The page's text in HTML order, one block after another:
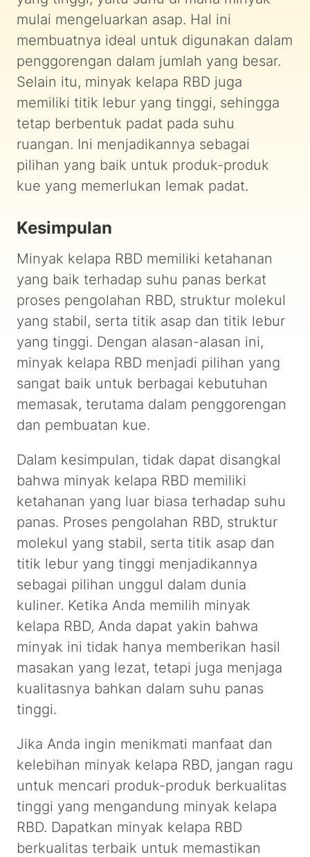
mulai mengeluarkan asap. Hal ini
membuatnya ideal untuk digunakan dalam
penggorengan dalam jumlah yang besar.
Selain itu, minyak kelapa RBD juga
memiliki titik lebur yang tinggi, sehingga
tetap berbentuk padat pada suhu
ruangan. Ini menjadikannya sebagai
pilihan yang baik untuk produk-produk
kue yang memerlukan lemak padat.
Kesimpulan
Minyak kelapa RBD memiliki ketahanan
yang baik terhadap suhu panas berkat
proses pengolahan RBD, struktur molekul
yang stabil, serta titik asap dan titik lebur
yang tinggi. Dengan alasan-alasan ini,
minyak kelapa RBD menjadi pilihan yang
sangat baik untuk berbagai kebutuhan
memasak, terutama dalam penggorengan
dan pembuatan kue.
Dalam kesimpulan, tidak dapat disangkal
bahwa minyak kelapa RBD memiliki
ketahanan yang luar biasa terhadap suhu
panas. Proses pengolahan RBD, struktur
molekul yang stabil, serta titik asap dan
titik lebur yang tinggi menjadikannya
sebagai pilihan unggul dalam dunia
kuliner. Ketika Anda memilih minyak
kelapa RBD, Anda dapat yakin bahwa
minyak ini tidak hanya memberikan hasil
masakan yang lezat, tetapi juga menjaga
kualitasnya bahkan dalam suhu panas
tinggi.
Jika Anda ingin menikmati manfaat dan
kelebihan minyak kelapa RBD, jangan ragu
untuk mencari produk-produk berkualitas
tinggi yang mengandung minyak kelapa
RBD. Dapatkan minyak kelapa RBD
berkualitas terbaik untuk memastikan